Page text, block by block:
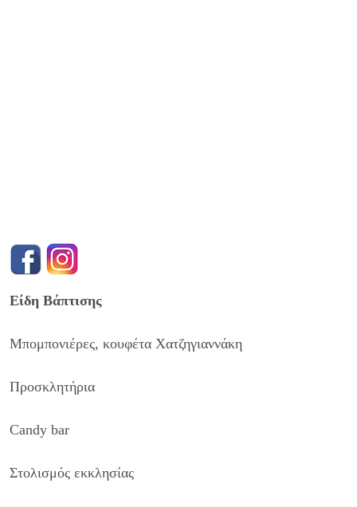
Είδη Βάπτισης
Μπομπονιέρες, κουφέτα Χατζηγιαννάκη
Προσκλητήρια
Candy bar
Στολισμός εκκλησίας